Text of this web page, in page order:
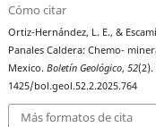
Cómo citar
Ortiz-Hernández, L. E., &
Panales Caldera: Chemo-
Mexico.Boletín Geológico,52
1425/bol.geol.52.2.2025.764
Más formatos de cita